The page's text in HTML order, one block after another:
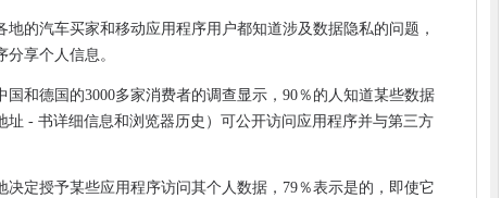
人们使用基于云的FPGA的工具
，Smartdebit
年第1季度的动态和Azure增长
农村宽带网络上打破了地面
年
地的汽车买家和移动应用程序用户都知道涉及数据隐私的问题，
享个人信息。
国和德国的3000多家消费者的调查显示，90％的人知道某些数据
址 - 书详细信息和浏览器历史）可公开访问应用程序并与第三方
决定授予某些应用程序访问其个人数据，79％表示是的，即使它